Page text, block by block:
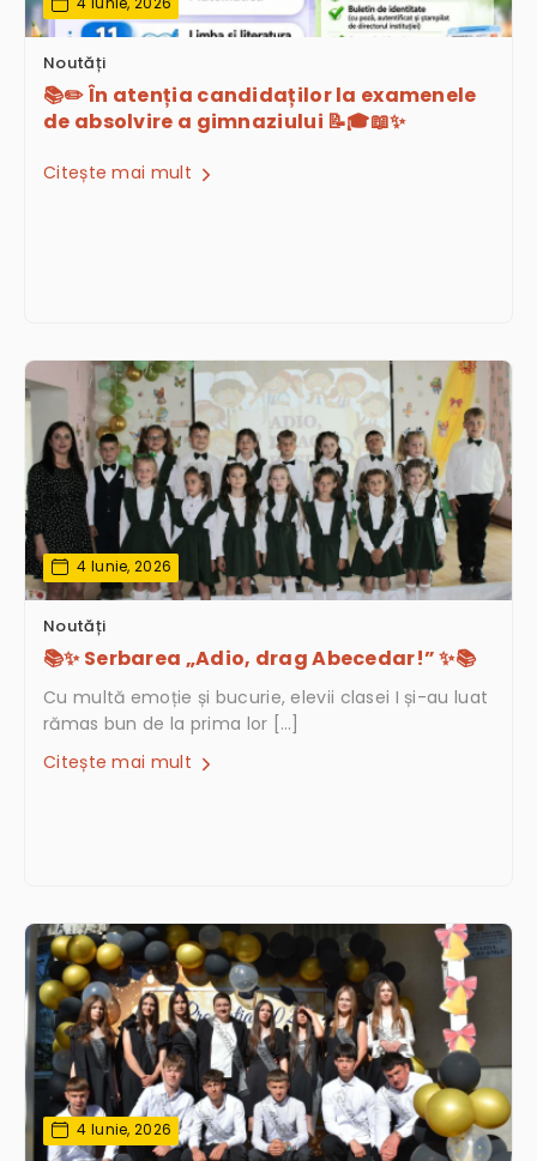
Noutăți
📚✏️ În atenția candidaților la examenele
de absolvire a gimnaziului 📝🎓📖✨
Citește mai mult
4 Iunie, 2026
Noutăți
📚✨ Serbarea „Adio, drag Abecedar!” ✨📚
Cu multă emoție și bucurie, elevii clasei I și-au luat
rămas bun de la prima lor […]
Citește mai mult
4 Iunie, 2026